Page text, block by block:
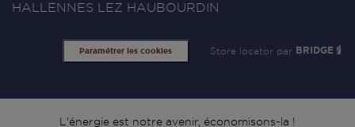
HALLENNES LEZ HAUBOURDIN
Paramétrer les cookies Store locator par BRIDGE
L'énergie est notre avenir, économisons-la !